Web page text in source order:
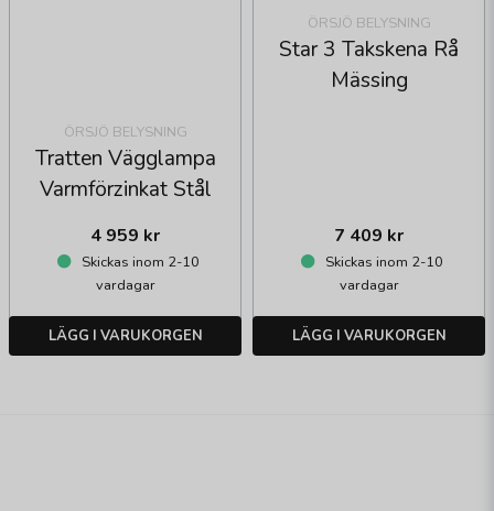
ÖRSJÖ BELYSNING
Tratten Vägglampa
Varmförzinkat Stål
4 959 kr
Skickas inom 2-10
vardagar
LÄGG I VARUKORGEN
ÖRSJÖ BELYSNING
Star 3 Takskena Rå
Mässing
7 409 kr
Skickas inom 2-10
vardagar
LÄGG I VARUKORGEN